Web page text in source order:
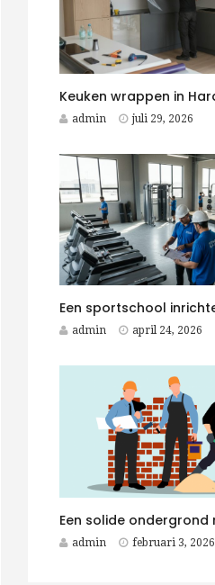
admin juli 29, 2026
admin april 24, 2026
admin februari 3, 2026